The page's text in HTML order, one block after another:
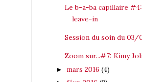
Le b-a-ba capillaire
leave-in
Session du soin du 03/
Zoom sur...#7: Kimy
► mars 2016 (4)